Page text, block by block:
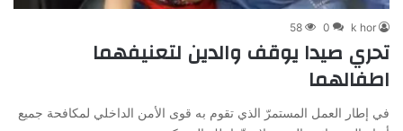
k hor
0
58
تحري صيدا يوقف والدين لتعنيفهما
اطفالهما
في إطار العمل المستمرّ الذي تقوم به قوى الأمن الداخلي لمكافحة جميع